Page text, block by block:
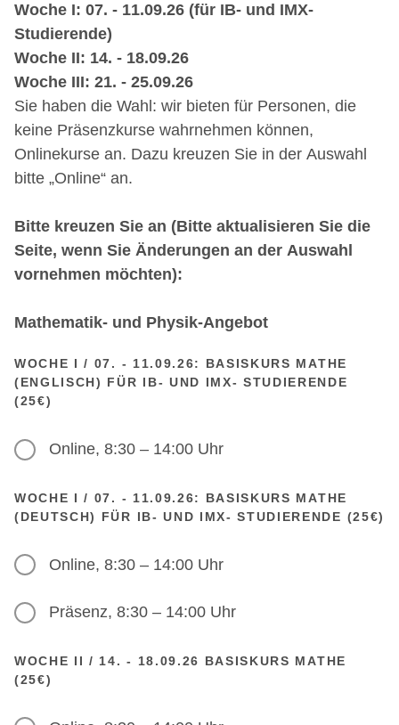
Woche I: 07. - 11.09.26 (für IB- und IMX-
Studierende)
Woche II: 14. - 18.09.26
Woche III: 21. - 25.09.26
Sie haben die Wahl: wir bieten für Personen, die
keine Präsenzkurse wahrnehmen können,
Onlinekurse an. Dazu kreuzen Sie in der Auswahl
bitte „Online“ an.
Bitte kreuzen Sie an (Bitte aktualisieren Sie die
Seite, wenn Sie Änderungen an der Auswahl
vornehmen möchten):
Mathematik- und Physik-Angebot
WOCHE I / 07. - 11.09.26: BASISKURS MATHE
(ENGLISCH) FÜR IB- UND IMX- STUDIERENDE
(25€)
Online, 8:30 – 14:00 Uhr
WOCHE I / 07. - 11.09.26: BASISKURS MATHE
(DEUTSCH) FÜR IB- UND IMX- STUDIERENDE (25€)
Online, 8:30 – 14:00 Uhr
Präsenz, 8:30 – 14:00 Uhr
WOCHE II / 14. - 18.09.26 BASISKURS MATHE
(25€)